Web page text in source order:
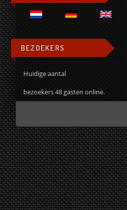
BEZOEKERS
Huidige aantal
bezoekers 48 gasten online.